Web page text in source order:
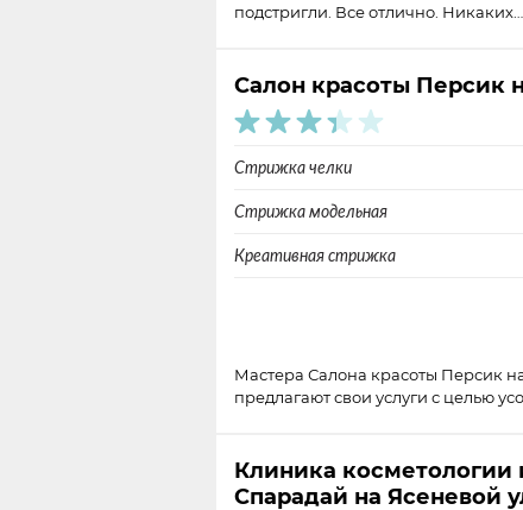
подстригли. Все отлично. Никаких…
Салон красоты Персик
Стрижка челки
Стрижка модельная
Креативная стрижка
Мастера Салона красоты Персик
предлагают свои услуги с целью
Клиника
Спарадай на Ясеневой